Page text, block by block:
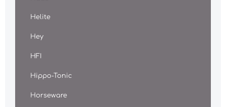
Helite
Hey
HFI
Hippo-Tonic
Horseware